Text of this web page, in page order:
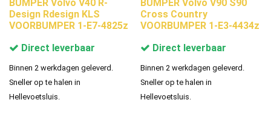
BUMPER Volvo V40 R-
Design Rdesign KLS
VOORBUMPER 1-E7-4825z
Direct leverbaar
Binnen 2 werkdagen geleverd.
Sneller op te halen in
Hellevoetsluis.
BUMPER Volvo V90 S90
Cross Country
VOORBUMPER 1-E3-4434z
Direct leverbaar
Binnen 2 werkdagen geleverd.
Sneller op te halen in
Hellevoetsluis.